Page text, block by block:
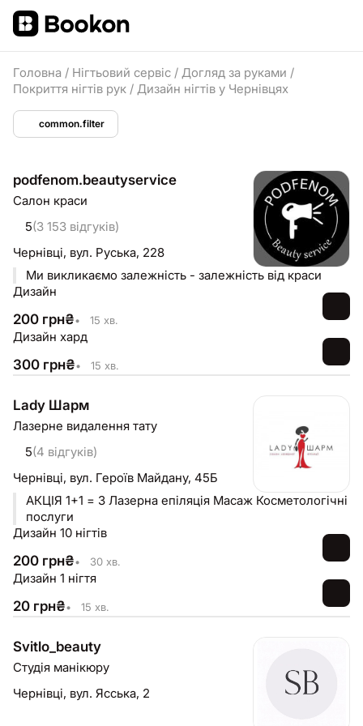
Головна / Нігтьовий сервіс / Догляд за руками /
Покриття нігтів рук / Дизайн нігтів у Чернівцях
common.filter
podfenom.beautyservice
Салон краси
5(3 153 відгуків)
Чернівці, вул. Руська, 228
Ми викликаємо залежність - залежність від краси
Дизайн
200 грн₴• 15 хв.
Дизайн хард
300 грн₴• 15 хв.
Lady Шарм
Лазерне видалення тату
5(4 відгуків)
Чернівці, вул. Героїв Майдану, 45Б
АКЦІЯ 1+1 = 3 Лазерна епіляція Масаж Косметологічні
послуги
Дизайн 10 нігтів
200 грн₴• 30 хв.
Дизайн 1 нігтя
20 грн₴• 15 хв.
Svitlo_beauty
Студія манікюру
Чернівці, вул. Ясська, 2